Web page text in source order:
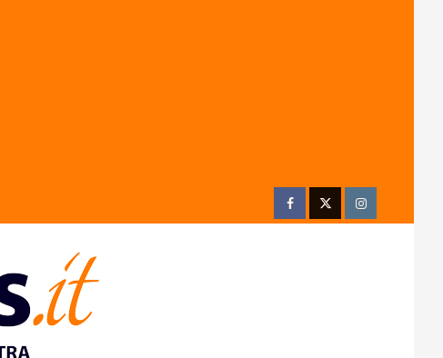
FacebookTwitterInstagram